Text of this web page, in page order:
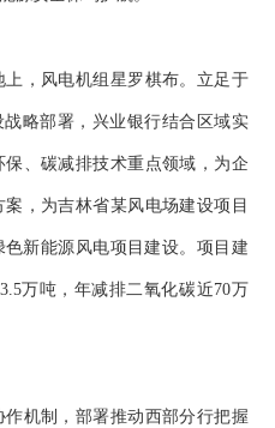
，风电机组星罗棋布。立足于
略部署，兴业银行结合区域实
、碳减排技术重点领域，为企
，为吉林省某风电场建设项目
新能源风电项目建设。项目建
万吨，年减排二氧化碳近70万
机制，部署推动西部分行把握